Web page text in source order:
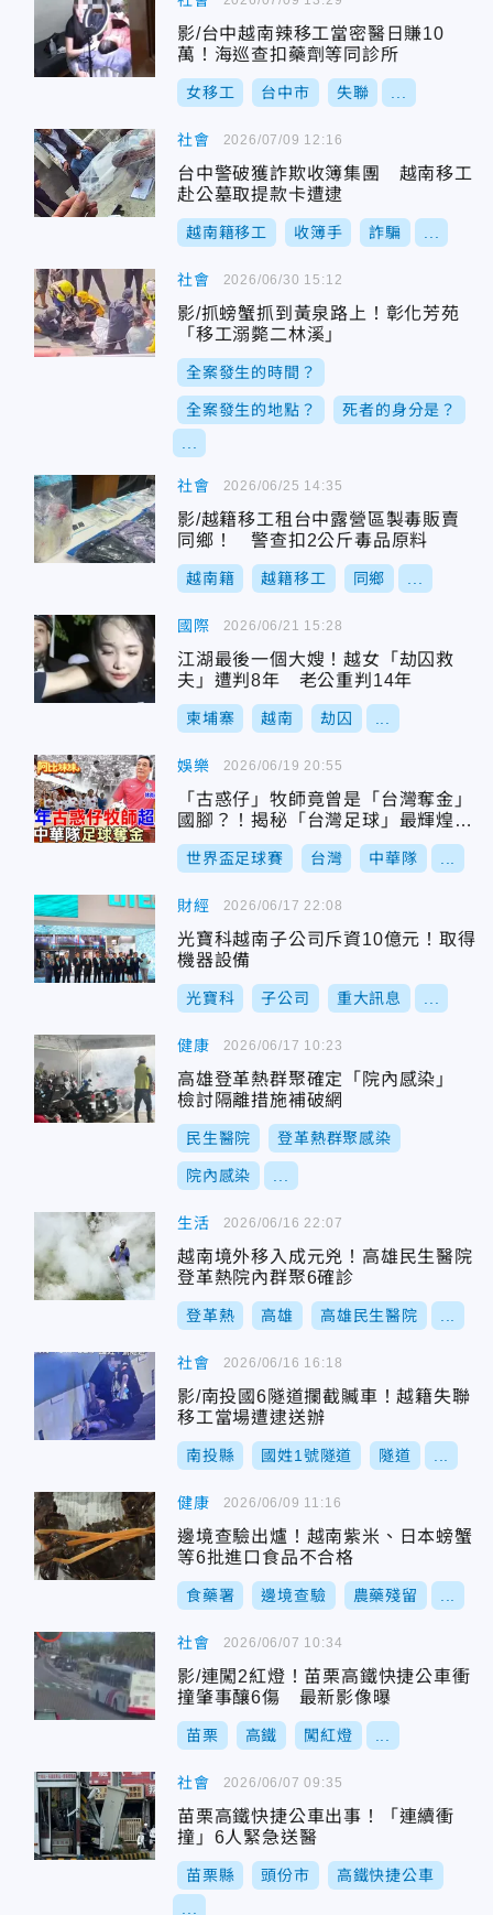
影/台中越南辣移工當密醫日賺10
萬！海巡查扣藥劑等同診所
女移工 台中市 失聯
社會
台中警破獲詐欺收簿集團 越南移工
赴公墓取提款卡遭逮
越南籍移工 收簿手 詐騙
2026/07/09 12:16
社會
影/抓螃蟹抓到黃泉路上！彰化芳苑
「移工溺斃二林溪」
全案發生的時間？
全案發生的地點？ 死者的身分是？
2026/06/30 15:12
社會
影/越籍移工租台中露營區製毒販賣
同鄉！ 警查扣2公斤毒品原料
越南籍 越籍移工 同鄉
2026/06/25 14:35
國際
江湖最後一個大嫂！越女「劫囚救
夫」遭判8年 老公重判14年
柬埔寨 越南 劫囚
2026/06/21 15:28
娛樂
「古惑仔」牧師竟曾是「台灣奪金」
國腳？！揭秘「台灣足球」最輝煌的
黃金年代～連拿兩屆亞運金牌
世界盃足球賽 台灣 中華隊
2026/06/19 20:55
財經
光寶科越南子公司斥資10億元！取得
機器設備
光寶科 子公司 重大訊息
2026/06/17 22:08
健康
高雄登革熱群聚確定「院內感染」
檢討隔離措施補破網
民生醫院 登革熱群聚感染
院內感染
2026/06/17 10:23
生活
越南境外移入成元兇！高雄民生醫院
登革熱院內群聚6確診
登革熱 高雄 高雄民生醫院
2026/06/16 22:07
社會
影/南投國6隧道攔截贓車！越籍失聯
移工當場遭逮送辦
南投縣 國姓1號隧道 隧道
2026/06/16 16:18
健康
邊境查驗出爐！越南紫米、日本螃蟹
等6批進口食品不合格
食藥署 邊境查驗 農藥殘留
2026/06/09 11:16
社會
影/連闖2紅燈！苗栗高鐵快捷公車衝
撞肇事釀6傷 最新影像曝
苗栗 高鐵 闖紅燈
2026/06/07 10:34
社會
苗栗高鐵快捷公車出事！「連續衝
撞」6人緊急送醫
苗栗縣 頭份市 高鐵快捷公車
2026/06/07 09:35